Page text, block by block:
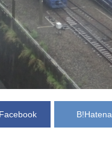
Facebook B!Hatena